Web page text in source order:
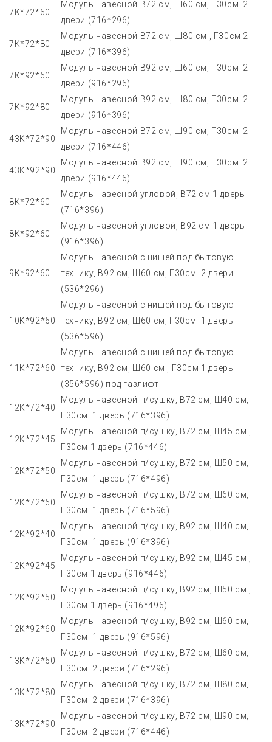
7К*72*60
Модуль навесной В72 см, Ш60 см, Г30см 2
двери (716*296)
7К*72*80
Модуль навесной В72 см, Ш80 см , Г30см 2
двери (716*396)
7К*92*60
Модуль навесной В92 см, Ш60 см, Г30см 2
двери (916*296)
7К*92*80
Модуль навесной В92 см, Ш80 см, Г30см 2
двери (916*396)
43К*72*90
Модуль навесной В72 см, Ш90 см, Г30см 2
двери (716*446)
43К*92*90
Модуль навесной В92 см, Ш90 см, Г30см 2
двери (916*446)
8К*72*60
Модуль навесной угловой, В72 см 1 дверь
(716*396)
8К*92*60
Модуль навесной угловой, В92 см 1 дверь
(916*396)
9К*92*60
Модуль навесной с нишей под бытовую
технику, В92 см, Ш60 см, Г30см 2 двери
(536*296)
10К*92*60
Модуль навесной с нишей под бытовую
технику, В92 см, Ш60 см, Г30см 1 дверь
(536*596)
11К*72*60
Модуль навесной с нишей под бытовую
технику, В92 см, Ш60 см , Г30см 1 дверь
(356*596) под газлифт
12К*72*40
Модуль навесной п/сушку, В72 см, Ш40 см,
Г30см 1 дверь (716*396)
12К*72*45
Модуль навесной п/сушку, В72 см, Ш45 см ,
Г30см 1 дверь (716*446)
12К*72*50
Модуль навесной п/сушку, В72 см, Ш50 см,
Г30см 1 дверь (716*496)
12К*72*60
Модуль навесной п/сушку, В72 см, Ш60 см,
Г30см 1 дверь (716*596)
12К*92*40
Модуль навесной п/сушку, В92 см, Ш40 см,
Г30см 1 дверь (916*396)
12К*92*45
Модуль навесной п/сушку, В92 см, Ш45 см ,
Г30см 1 дверь (916*446)
12К*92*50
Модуль навесной п/сушку, В92 см, Ш50 см ,
Г30см 1 дверь (916*496)
12К*92*60
Модуль навесной п/сушку, В92 см, Ш60 см,
Г30см 1 дверь (916*596)
13К*72*60
Модуль навесной п/сушку, В72 см, Ш60 см,
Г30см 2 двери (716*296)
13К*72*80
Модуль навесной п/сушку, В72 см, Ш80 см,
Г30см 2 двери (716*396)
13К*72*90
Модуль навесной п/сушку, В72 см, Ш90 см,
Г30см 2 двери (716*446)